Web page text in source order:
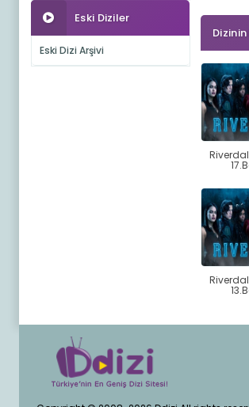
Eski Diziler
Eski Dizi Arşivi